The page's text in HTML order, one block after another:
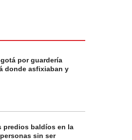
por guardería
donde asfixiaban y
predios baldíos en la
sin ser